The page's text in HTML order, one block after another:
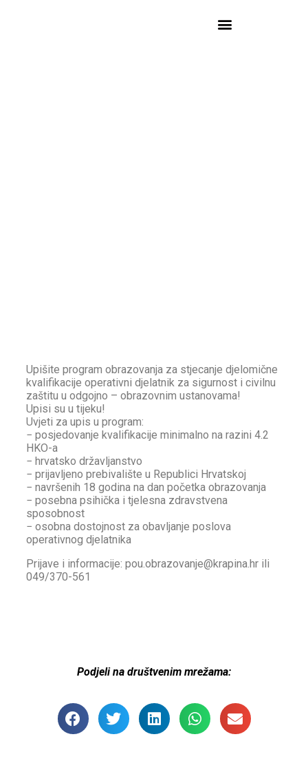
Upišite program obrazovanja za stjecanje djelomične
kvalifikacije operativni djelatnik za sigurnost i civilnu
zaštitu u odgojno – obrazovnim ustanovama!
Upisi su u tijeku!
Uvjeti za upis u program:
− posjedovanje kvalifikacije minimalno na razini 4.2
HKO-a
− hrvatsko državljanstvo
− prijavljeno prebivalište u Republici Hrvatskoj
− navršenih 18 godina na dan početka obrazovanja
− posebna psihička i tjelesna zdravstvena
sposobnost
− osobna dostojnost za obavljanje poslova
operativnog djelatnika
Prijave i informacije: pou.obrazovanje@krapina.hr ili
049/370-561
Podjeli na društvenim mrežama: